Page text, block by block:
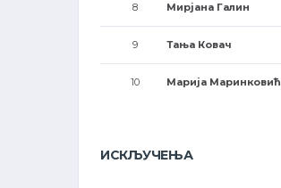
8 Мирјана Галин
9 Тања Ковач
10 Марија Маринковић
ИСКЉУЧЕЊА